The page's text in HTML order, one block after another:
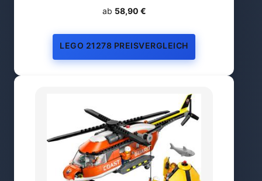
ab 58,90 €
LEGO 21278 PREISVERGLEICH